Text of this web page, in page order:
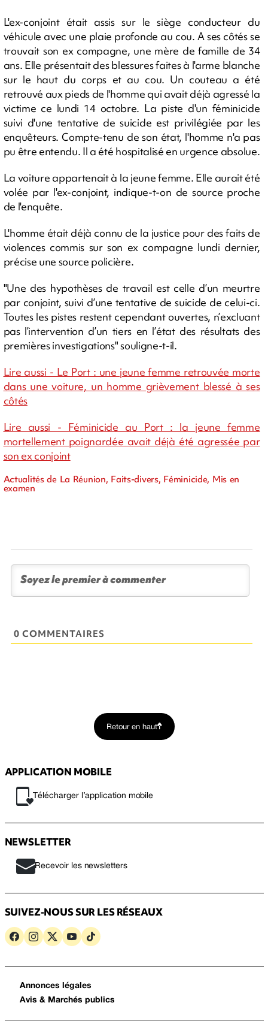
L'ex-conjoint était assis sur le siège conducteur du
véhicule avec une plaie profonde au cou. A ses côtés se
trouvait son ex compagne, une mère de famille de 34
ans. Elle présentait des blessures faites à l'arme blanche
sur le haut du corps et au cou. Un couteau a été
retrouvé aux pieds de l'homme qui avait déjà agressé la
victime ce lundi 14 octobre. La piste d'un féminicide
suivi d'une tentative de suicide est privilégiée par les
enquêteurs. Compte-tenu de son état, l'homme n'a pas
pu être entendu. Il a été hospitalisé en urgence absolue.
La voiture appartenait à la jeune femme. Elle aurait été
volée par l'ex-conjoint, indique-t-on de source proche
de l'enquête.
L'homme était déjà connu de la justice pour des faits de
violences commis sur son ex compagne lundi dernier,
précise une source policière.
"Une des hypothèses de travail est celle d’un meurtre
par conjoint, suivi d’une tentative de suicide de celui-ci.
Toutes les pistes restent cependant ouvertes, n’excluant
pas l’intervention d’un tiers en l’état des résultats des
premières investigations" souligne-t-il.
Lire aussi - Le Port : une jeune femme retrouvée morte
dans une voiture, un homme grièvement blessé à ses
côtés
Lire aussi - Féminicide au Port : la jeune femme
mortellement poignardée avait déjà été agressée par
son ex conjoint
Actualités de La Réunion, Faits-divers, Féminicide, Mis en
examen
0 COMMENTAIRES
Retour en haut
APPLICATION MOBILE
Télécharger l’application mobile
NEWSLETTER
Recevoir les newsletters
SUIVEZ-NOUS SUR LES RÉSEAUX
Annonces légales
Avis & Marchés publics